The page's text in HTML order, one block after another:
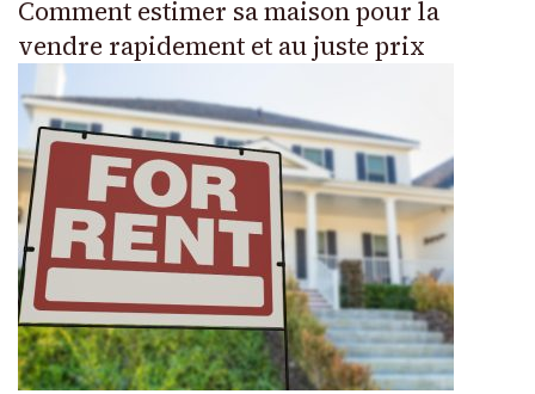
Comment estimer sa maison pour la
vendre rapidement et au juste prix